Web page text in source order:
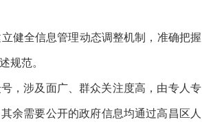
健全信息管理动态调整机制，准确把握
规范。
，涉及面广、群众关注度高，由专人专
余需要公开的政府信息均通过高昌区人